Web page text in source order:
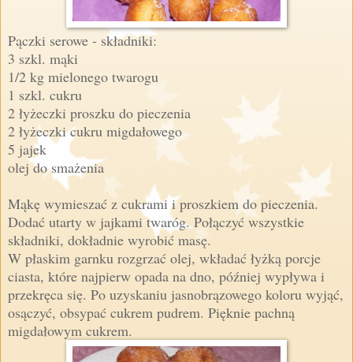
Pączki serowe - składniki:
3 szkl. mąki
1/2 kg mielonego twarogu
1 szkl. cukru
2 łyżeczki proszku do pieczenia
2 łyżeczki cukru migdałowego
5 jajek
olej do smażenia
Mąkę wymieszać z cukrami i proszkiem do pieczenia.
Dodać utarty w jajkami twaróg. Połączyć wszystkie
składniki, dokładnie wyrobić masę.
W płaskim garnku rozgrzać olej, wkładać łyżką porcje
ciasta, które najpierw opada na dno, później wypływa i
przekręca się. Po uzyskaniu jasnobrązowego koloru wyjąć,
osączyć, obsypać cukrem pudrem. Pięknie pachną
migdałowym cukrem.